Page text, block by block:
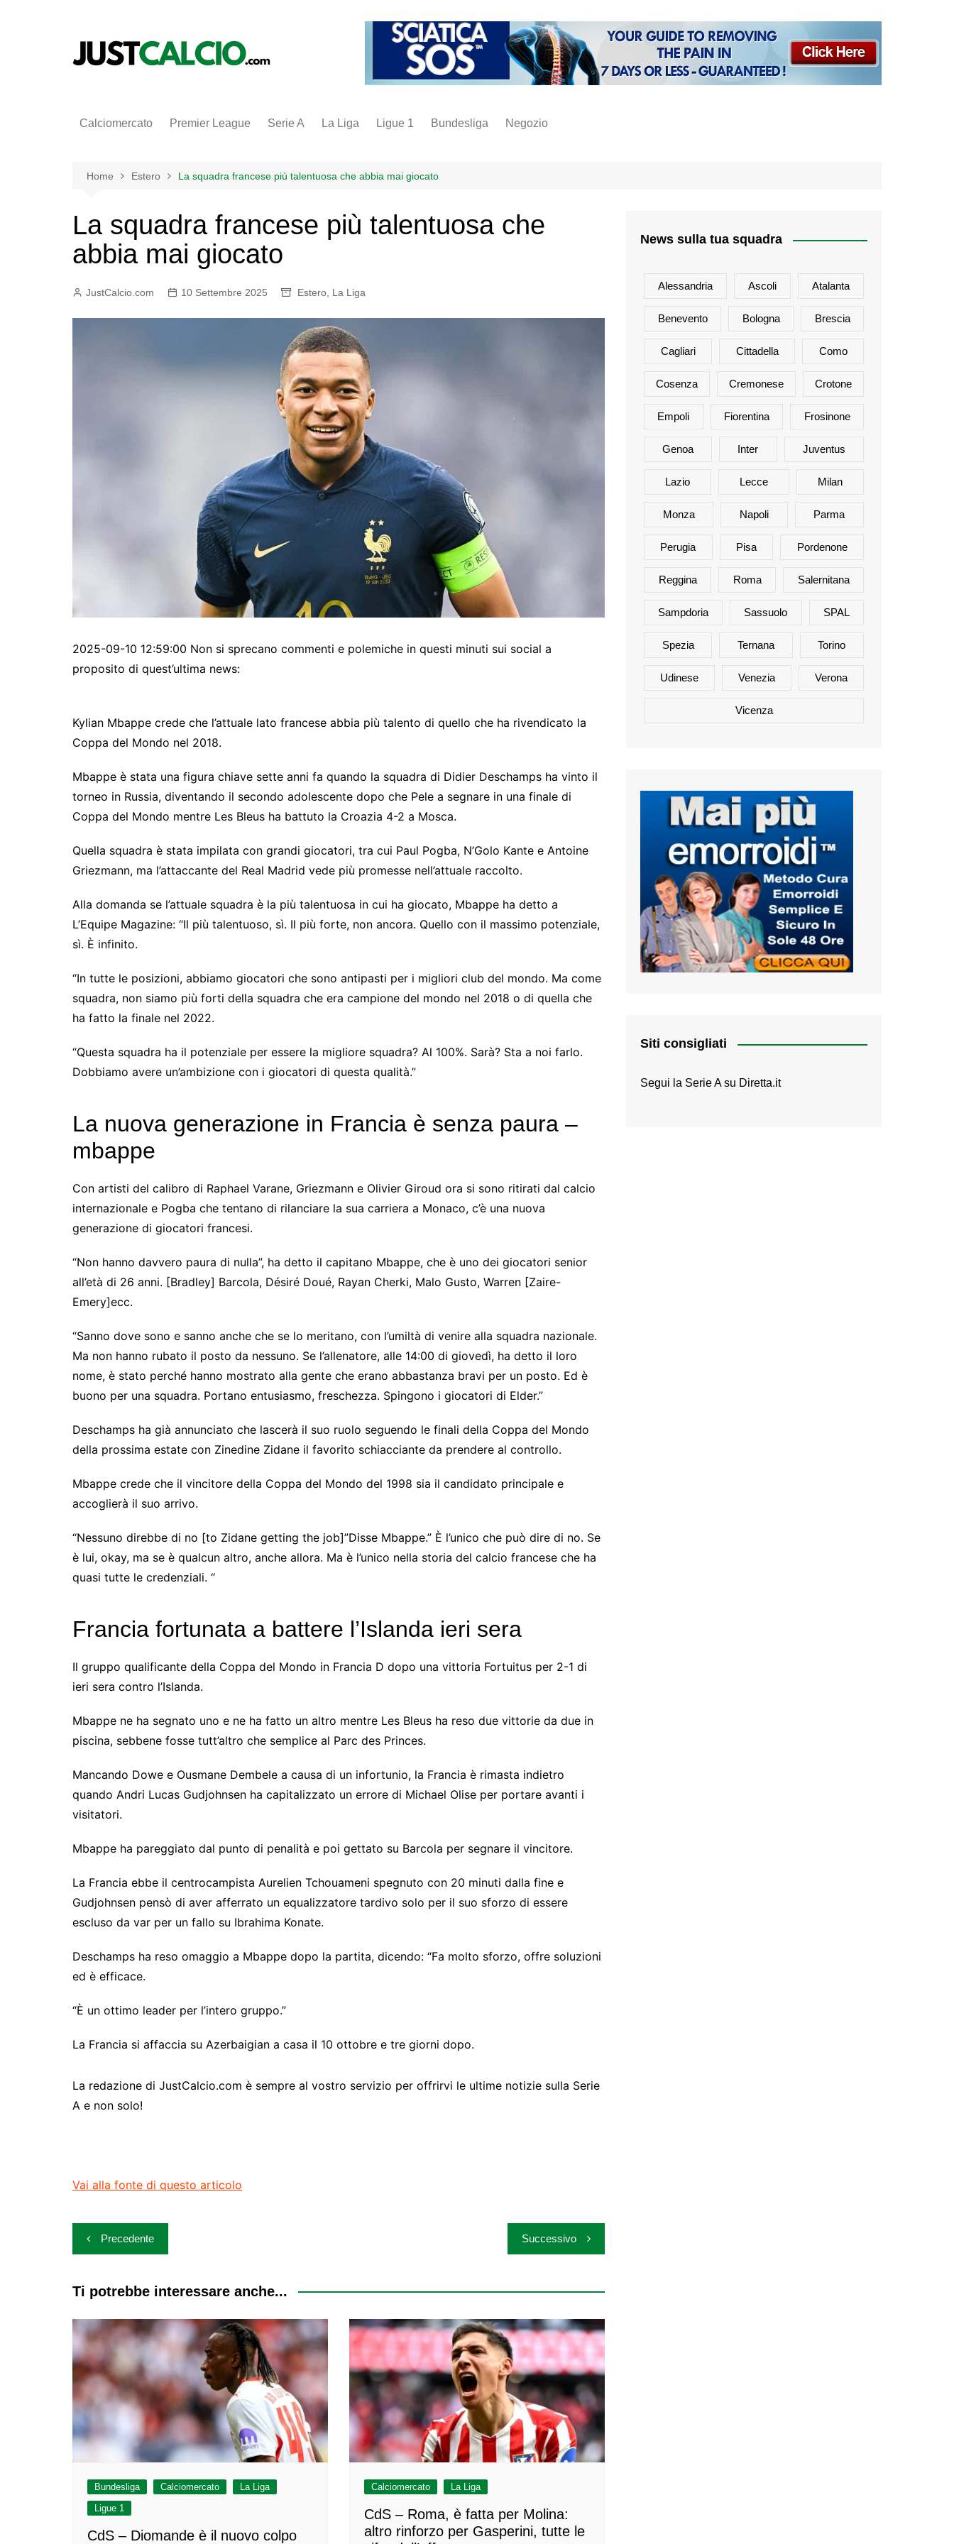
Calciomercato Premier League Serie A La Liga Ligue 1 Bundesliga Negozio
napoli
Home Estero La squadra francese più talentuosa che abbia mai giocato
La squadra francese più talentuosa che
abbia mai giocato
JustCalcio.com 10 Settembre 2025 Estero La Liga
2025-09-10 12:59:00 Non si sprecano commenti e polemiche in questi minuti sui social a
proposito di quest’ultima news:
Kylian Mbappe crede che l’attuale lato francese abbia più talento di quello che ha rivendicato la
Coppa del Mondo nel 2018.
Mbappe è stata una figura chiave sette anni fa quando la squadra di Didier Deschamps ha vinto il
torneo in Russia, diventando il secondo adolescente dopo che Pele a segnare in una finale di
Coppa del Mondo mentre Les Bleus ha battuto la Croazia 4-2 a Mosca.
Quella squadra è stata impilata con grandi giocatori, tra cui Paul Pogba, N’Golo Kante e Antoine
Griezmann, ma l’attaccante del Real Madrid vede più promesse nell’attuale raccolto.
Alla domanda se l’attuale squadra è la più talentuosa in cui ha giocato, Mbappe ha detto a
L’Equipe Magazine: “Il più talentuoso, sì. Il più forte, non ancora. Quello con il massimo potenziale,
sì. È infinito.
“In tutte le posizioni, abbiamo giocatori che sono antipasti per i migliori club del mondo. Ma come
squadra, non siamo più forti della squadra che era campione del mondo nel 2018 o di quella che
ha fatto la finale nel 2022.
“Questa squadra ha il potenziale per essere la migliore squadra? Al 100%. Sarà? Sta a noi farlo.
Dobbiamo avere un’ambizione con i giocatori di questa qualità.”
La nuova generazione in Francia è senza paura –
mbappe
Con artisti del calibro di Raphael Varane, Griezmann e Olivier Giroud ora si sono ritirati dal calcio
internazionale e Pogba che tentano di rilanciare la sua carriera a Monaco, c’è una nuova
generazione di giocatori francesi.
“Non hanno davvero paura di nulla”, ha detto il capitano Mbappe, che è uno dei giocatori senior
all’età di 26 anni. [Bradley] Barcola, Désiré Doué, Rayan Cherki, Malo Gusto, Warren [Zaire-
Emery]ecc.
“Sanno dove sono e sanno anche che se lo meritano, con l’umiltà di venire alla squadra nazionale.
Ma non hanno rubato il posto da nessuno. Se l’allenatore, alle 14:00 di giovedì, ha detto il loro
nome, è stato perché hanno mostrato alla gente che erano abbastanza bravi per un posto. Ed è
buono per una squadra. Portano entusiasmo, freschezza. Spingono i giocatori di Elder.”
Deschamps ha già annunciato che lascerà il suo ruolo seguendo le finali della Coppa del Mondo
della prossima estate con Zinedine Zidane il favorito schiacciante da prendere al controllo.
Mbappe crede che il vincitore della Coppa del Mondo del 1998 sia il candidato principale e
accoglierà il suo arrivo.
“Nessuno direbbe di no [to Zidane getting the job]”Disse Mbappe.” È l’unico che può dire di no. Se
è lui, okay, ma se è qualcun altro, anche allora. Ma è l’unico nella storia del calcio francese che ha
quasi tutte le credenziali. “
Francia fortunata a battere l’Islanda ieri sera
Il gruppo qualificante della Coppa del Mondo in Francia D dopo una vittoria Fortuitus per 2-1 di
ieri sera contro l’Islanda.
Mbappe ne ha segnato uno e ne ha fatto un altro mentre Les Bleus ha reso due vittorie da due in
piscina, sebbene fosse tutt’altro che semplice al Parc des Princes.
Mancando Dowe e Ousmane Dembele a causa di un infortunio, la Francia è rimasta indietro
quando Andri Lucas Gudjohnsen ha capitalizzato un errore di Michael Olise per portare avanti i
visitatori.
Mbappe ha pareggiato dal punto di penalità e poi gettato su Barcola per segnare il vincitore.
La Francia ebbe il centrocampista Aurelien Tchouameni spegnuto con 20 minuti dalla fine e
Gudjohnsen pensò di aver afferrato un equalizzatore tardivo solo per il suo sforzo di essere
escluso da var per un fallo su Ibrahima Konate.
Deschamps ha reso omaggio a Mbappe dopo la partita, dicendo: “Fa molto sforzo, offre soluzioni
ed è efficace.
“È un ottimo leader per l’intero gruppo.”
La Francia si affaccia su Azerbaigian a casa il 10 ottobre e tre giorni dopo.
La redazione di JustCalcio.com è sempre al vostro servizio per offrirvi le ultime notizie sulla Serie
A e non solo!
Vai alla fonte di questo articolo
Navigazione
articoli
Precedente Successivo
Ti potrebbe interessare anche...
Bundesliga Calciomercato
La Liga
Ligue 1
CdS – Diomande è il nuovo colpo
Calciomercato La Liga
CdS – Roma, è fatta per Molina:
altro rinforzo per Gasperini, tutte le
News sulla tua squadra
Alessandria Ascoli Atalanta
Benevento Bologna Brescia
Cagliari Cittadella Como
Cosenza Cremonese Crotone
Empoli Fiorentina Frosinone
Genoa Inter Juventus
Lazio Lecce Milan
Monza Napoli Parma
Perugia Pisa Pordenone
Reggina Roma Salernitana
Sampdoria Sassuolo SPAL
Spezia Ternana Torino
Udinese Venezia Verona
Vicenza
Siti consigliati
Segui la Serie A su Diretta.it